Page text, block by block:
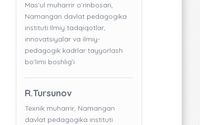
Mas’ul muharrir o’rinbosari,
Namangan davlat pedagogika
instituti Ilmiy tadqiqotlar,
innovatsiyalar va ilmiy-
pedagogik kadrlar tayyorlash
bo'limi boshlig’i
R.Tursunov
Texnik muharrir, Namangan
davlat pedagogika instituti